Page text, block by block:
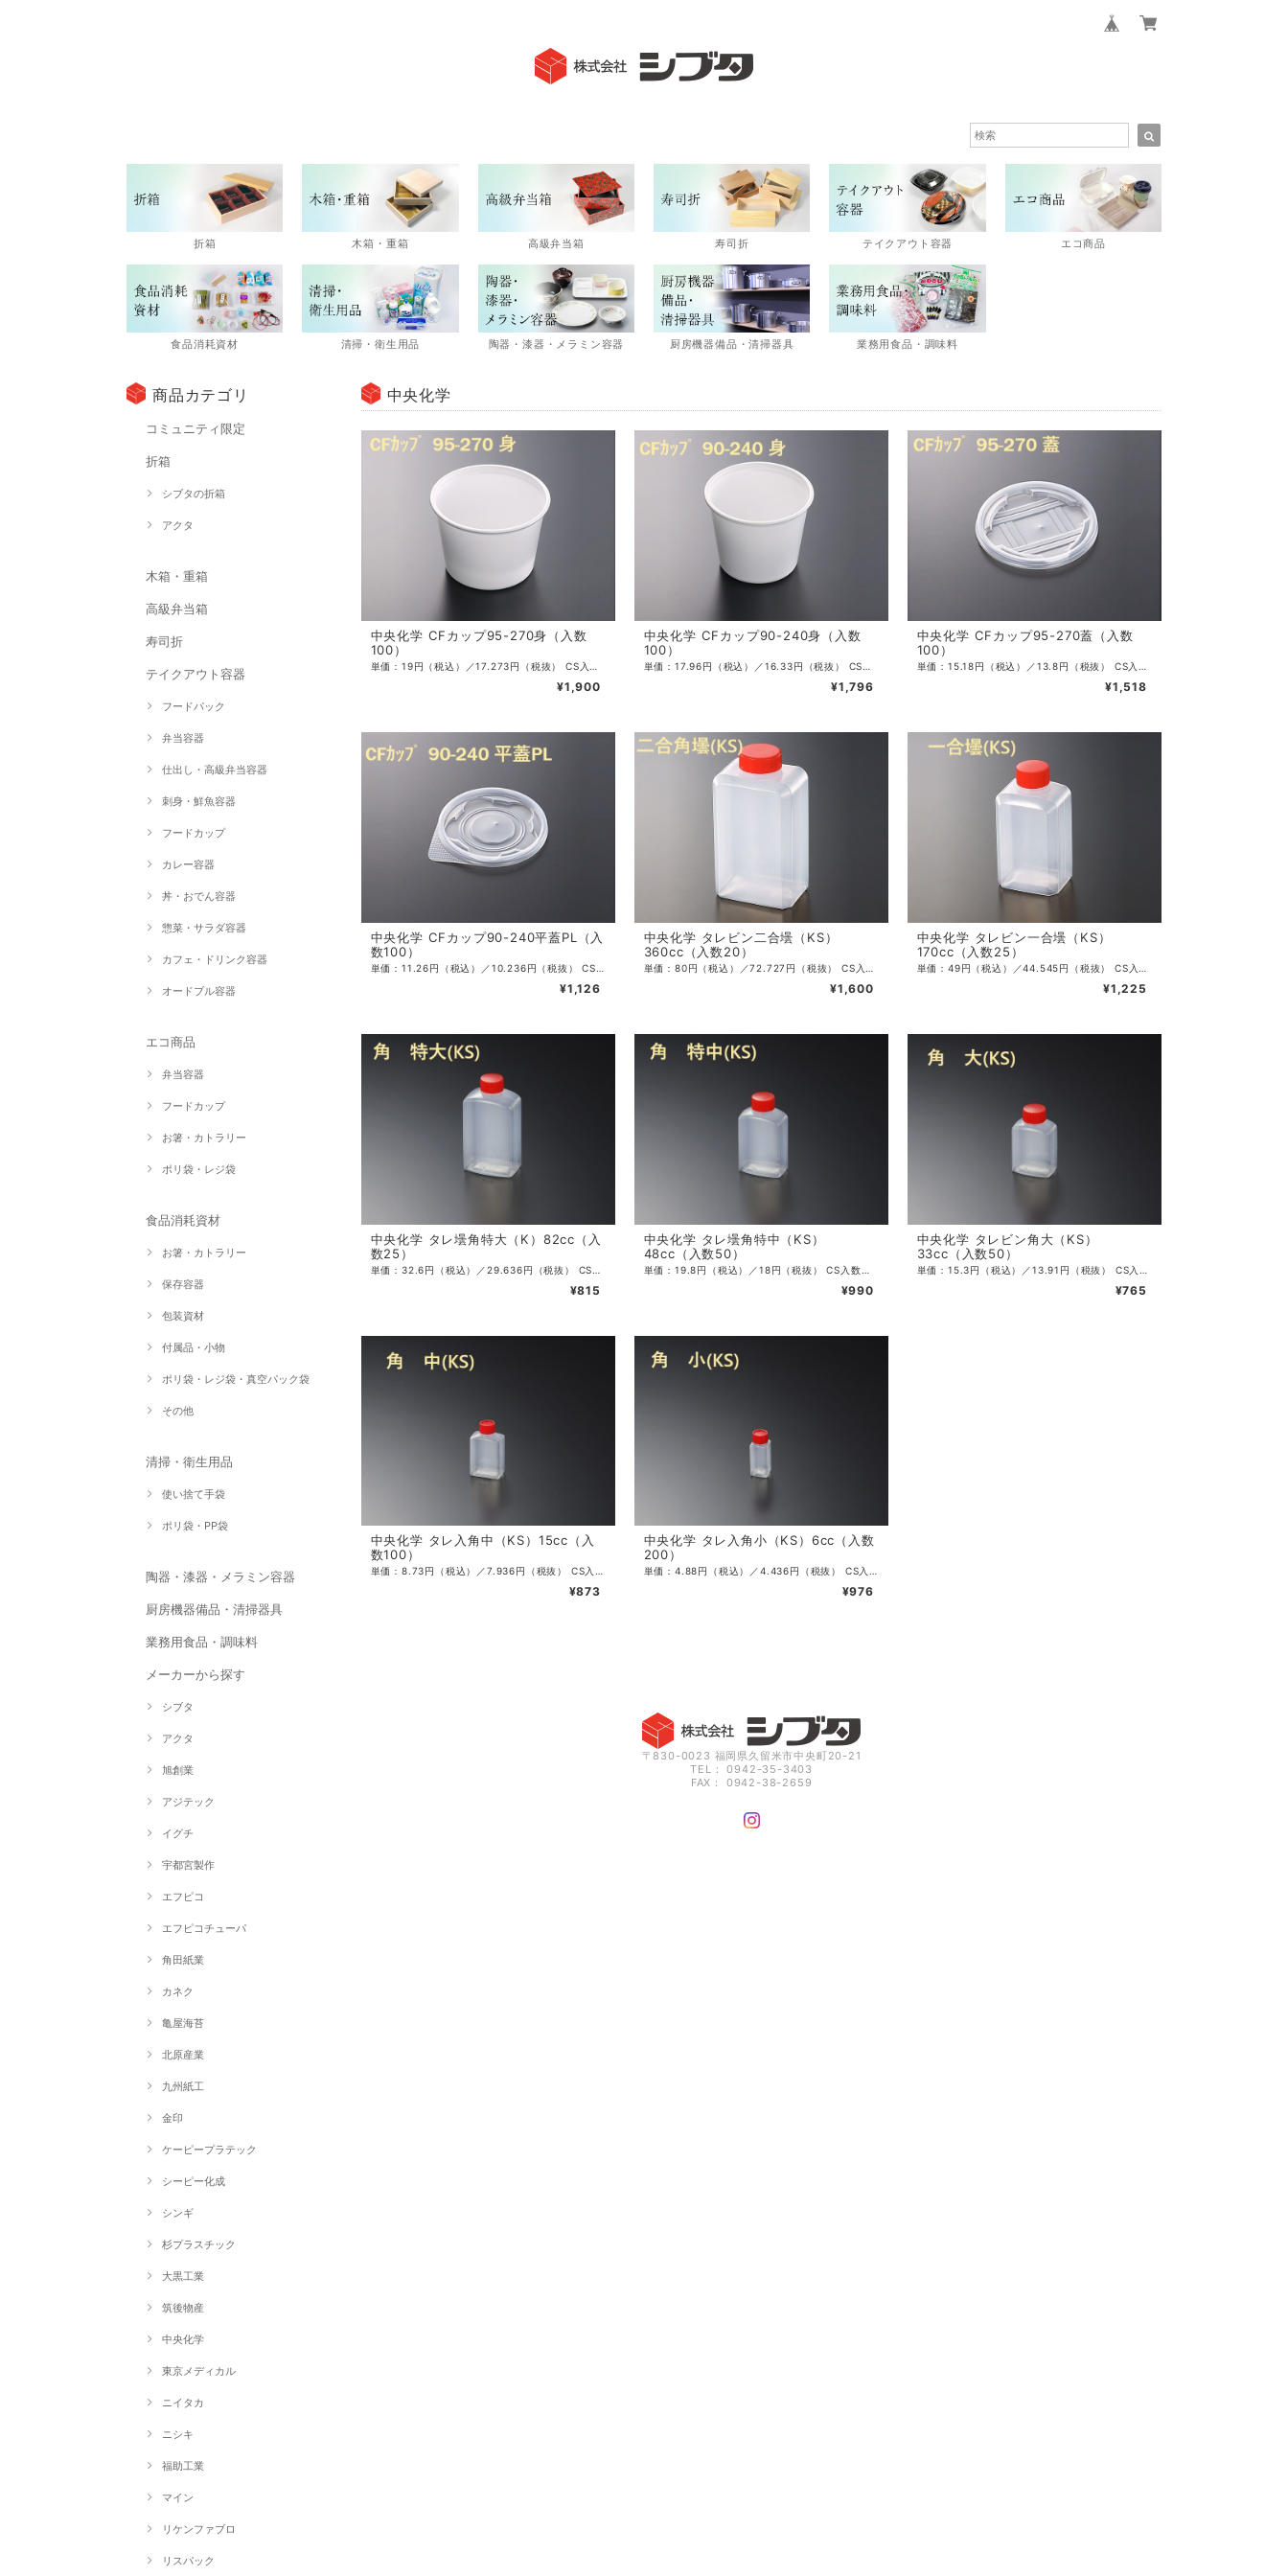
折箱 木箱・重箱 高級弁当箱 寿司折 テイクアウト容器 エコ商品
食品消耗資材 清掃・衛生用品 陶器・漆器・メラミン容器 厨房機器備品・清掃器具 業務用食品・調味料
商品カテゴリ
コミュニティ限定
折箱
シブタの折箱
アクタ
木箱・重箱
高級弁当箱
寿司折
テイクアウト容器
フードパック
弁当容器
仕出し・高級弁当容器
刺身・鮮魚容器
フードカップ
カレー容器
丼・おでん容器
惣菜・サラダ容器
カフェ・ドリンク容器
オードブル容器
エコ商品
弁当容器
フードカップ
お箸・カトラリー
ポリ袋・レジ袋
食品消耗資材
お箸・カトラリー
保存容器
包装資材
付属品・小物
ポリ袋・レジ袋・真空パック袋
その他
清掃・衛生用品
使い捨て手袋
ポリ袋・PP袋
陶器・漆器・メラミン容器
厨房機器備品・清掃器具
業務用食品・調味料
メーカーから探す
シブタ
アクタ
旭創業
アジテック
イグチ
宇都宮製作
エフピコ
エフピコチューパ
角田紙業
カネク
亀屋海苔
北原産業
九州紙工
金印
ケーピープラテック
シーピー化成
シンギ
杉プラスチック
大黒工業
筑後物産
中央化学
東京メディカル
ニイタカ
ニシキ
福助工業
マイン
リケンファブロ
リスパック
中央化学
中央化学 CFカップ95-270身（入数
100）
¥1,900
中央化学 CFカップ90-240身（入数
100）
¥1,796
中央化学 CFカップ95-270蓋（入数
100）
¥1,518
中央化学 CFカップ90-240平蓋PL（入
数100）
¥1,126
中央化学 タレビン二合壜（KS）
360cc（入数20）
¥1,600
中央化学 タレビン一合壜（KS）
170cc（入数25）
¥1,225
中央化学 タレ壜角特大（K）82cc（入
数25）
¥815
中央化学 タレ壜角特中（KS）
48cc（入数50）
¥990
中央化学 タレビン角大（KS）
33cc（入数50）
¥765
中央化学 タレ入角中（KS）15cc（入
数100）
¥873
中央化学 タレ入角小（KS）6cc（入数
200）
¥976
〒830-0023 福岡県久留米市中央町20-21
TEL： 0942-35-3403
FAX： 0942-38-2659